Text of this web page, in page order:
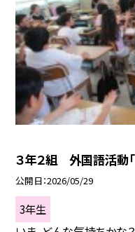
３年２組 外国語活動
公開日 2026/05/29
3年生